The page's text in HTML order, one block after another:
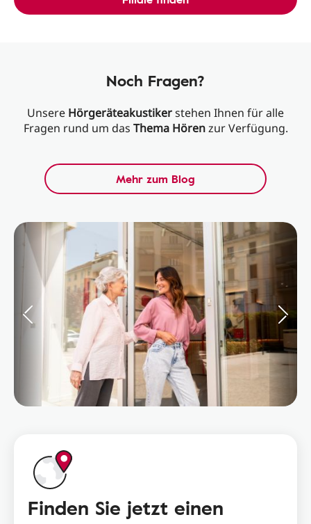
Noch Fragen?
Unsere Hörgeräteakustikerstehen Ihnen für alle
Fragen rund um das Thema Hörenzur Verfügung.
Mehr zum Blog
Finden Sie jetzt einen